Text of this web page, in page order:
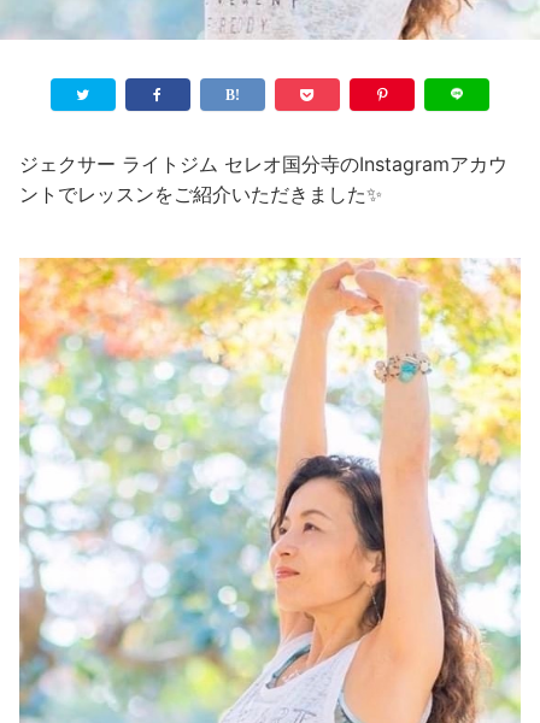
ジェクサー ライトジム セレオ国分寺のInstagramアカウ
ントでレッスンをご紹介いただきました✨